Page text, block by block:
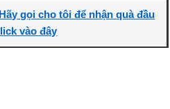
gọi cho tôi để nhận quà đầu
vào đây